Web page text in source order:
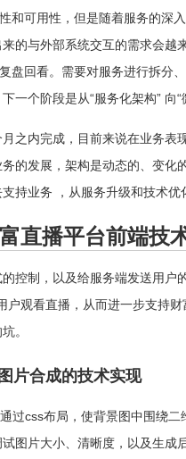
和可用性，但是随着服务的深
的与外部系统交互的需求会越
盘回看。需要对服务进行拆分
一个阶段是从“服务化架构” 向“
之内完成，目前来说在业务表
的发展，架构是动态的、变化
持业务 ，从服务升级和技术优
直播平台前端技
控制，以及给服务端发送用户
户观看直播，从而进一步支持
。
片合成的技术实现
过css布局，使背景图中围绕
图片大小、清晰度，以及生成